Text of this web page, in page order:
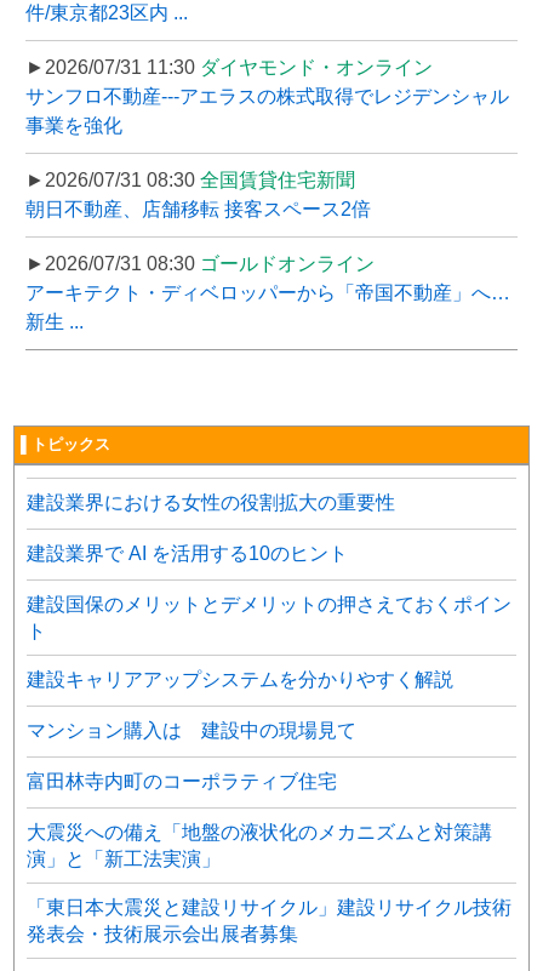
件/東京都23区内 ...
►2026/07/31 11:30 ダイヤモンド・オンライン
サンフロ不動産---アエラスの株式取得でレジデンシャル
事業を強化
►2026/07/31 08:30 全国賃貸住宅新聞
朝日不動産、店舗移転 接客スペース2倍
►2026/07/31 08:30 ゴールドオンライン
アーキテクト・ディベロッパーから「帝国不動産」へ…
新生 ...
▌トピックス
建設業界における女性の役割拡大の重要性
建設業界で AI を活用する10のヒント
建設国保のメリットとデメリットの押さえておくポイン
ト
建設キャリアアップシステムを分かりやすく解説
マンション購入は 建設中の現場見て
富田林寺内町のコーポラティブ住宅
大震災への備え「地盤の液状化のメカニズムと対策講
演」と「新工法実演」
「東日本大震災と建設リサイクル」建設リサイクル技術
発表会・技術展示会出展者募集